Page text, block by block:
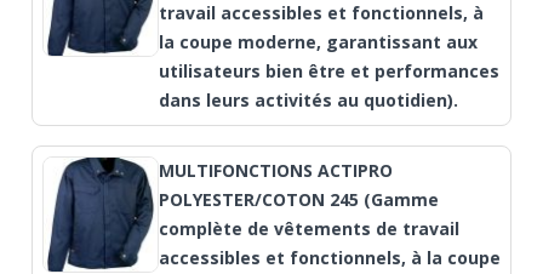
travail accessibles et fonctionnels, à
la coupe moderne, garantissant aux
utilisateurs bien être et performances
dans leurs activités au quotidien).
MULTIFONCTIONS ACTIPRO
POLYESTER/COTON 245 (Gamme
complète de vêtements de travail
accessibles et fonctionnels, à la coupe